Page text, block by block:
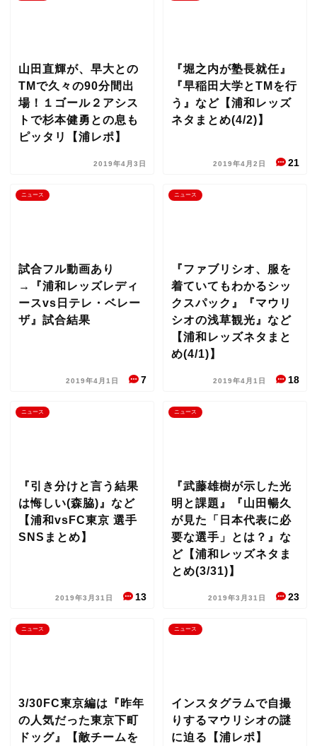
山田直輝が、早大との
TMで久々の90分間出
場！１ゴール２アシス
トで杉本健勇との息も
ピッタリ【浦レポ】
2019年4月3日
『堀之内が塾長就任』
『早稲田大学とTMを行
う』など【浦和レッズ
ネタまとめ(4/2)】
2019年4月2日 21
ニュース
試合フル動画あり
→『浦和レッズレディ
ースvs日テレ・ベレー
ザ』試合結果
2019年4月1日 7
ニュース
『ファブリシオ、服を
着ていてもわかるシッ
クスパック』『マウリ
シオの浅草観光』など
【浦和レッズネタまと
め(4/1)】
2019年4月1日 18
ニュース
『引き分けと言う結果
は悔しい(森脇)』など
【浦和vsFC東京 選手
SNSまとめ】
2019年3月31日 13
ニュース
『武藤雄樹が示した光
明と課題』『山田暢久
が見た「日本代表に必
要な選手」とは？』な
ど【浦和レッズネタま
とめ(3/31)】
2019年3月31日 23
ニュース
3/30FC東京編は『昨年
の人気だった東京下町
ドッグ』【敵チームを
ニュース
インスタグラムで自撮
りするマウリシオの謎
に迫る【浦レポ】